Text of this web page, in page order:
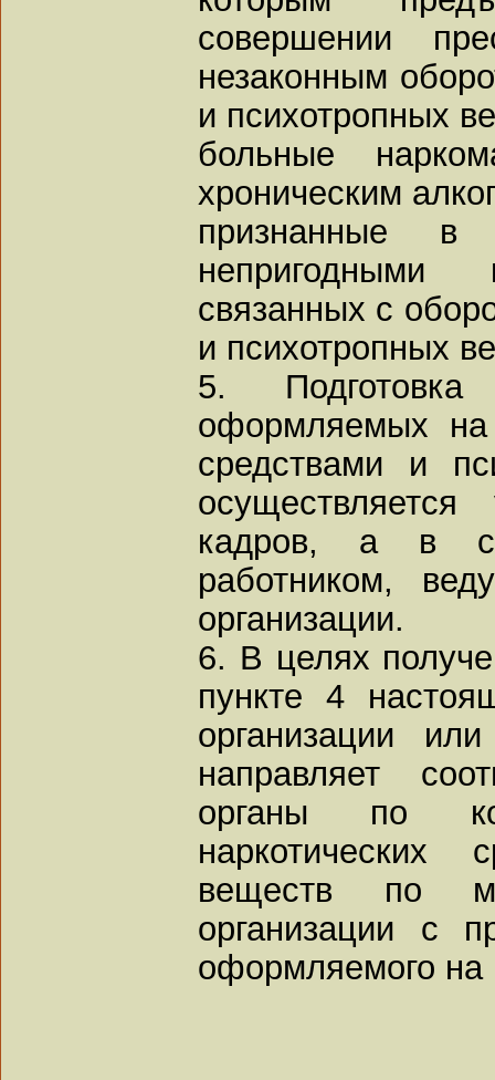
совершении
незаконным
и психотропных
больные
хроническим
признанные в
связанных с
и психотропных
5.
оформляемых на
средствами и
кадров, а в
работником,
организации.
6. В целях
пункте 4
организации
направляет
органы по
наркотических
веществ по
организации с
оформляемого на